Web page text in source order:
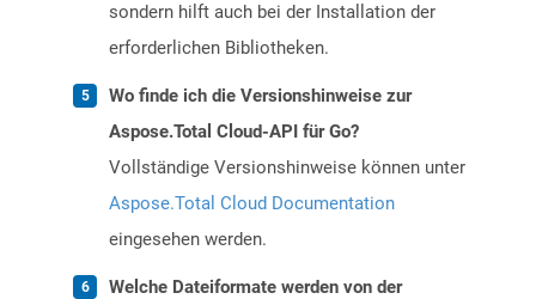
sondern hilft auch bei der Installation der
erforderlichen Bibliotheken.
Wo finde ich die Versionshinweise zur
Aspose.Total Cloud-API für Go?
Vollständige Versionshinweise können unter
Aspose.Total Cloud Documentation
eingesehen werden.
Welche Dateiformate werden von der